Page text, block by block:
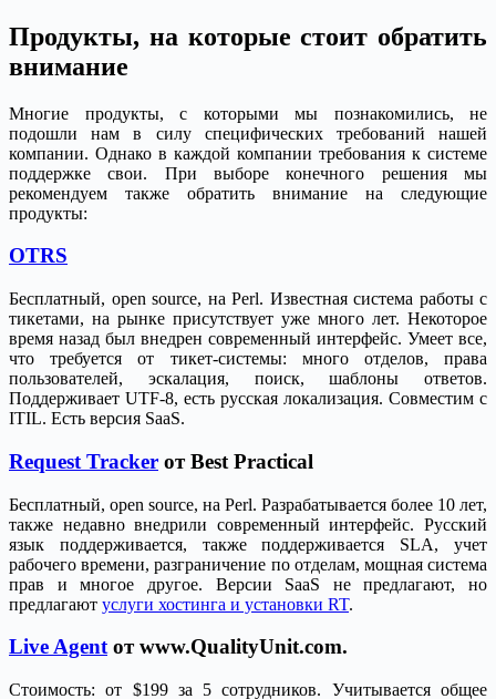
Продукты, на которые стоит обратить
внимание
Многие продукты, с которыми мы познакомились, не
подошли нам в силу специфических требований нашей
компании. Однако в каждой компании требования к системе
поддержке свои. При выборе конечного решения мы
рекомендуем также обратить внимание на следующие
продукты:
OTRS
Бесплатный, open source, на Perl. Известная система работы с
тикетами, на рынке присутствует уже много лет. Некоторое
время назад был внедрен современный интерфейс. Умеет все,
что требуется от тикет-системы: много отделов, права
пользователей, эскалация, поиск, шаблоны ответов.
Поддерживает UTF-8, есть русская локализация. Совместим с
ITIL. Есть версия SaaS.
Request Tracker от Best Practical
Бесплатный, open source, на Perl. Разрабатывается более 10 лет,
также недавно внедрили современный интерфейс. Русский
язык поддерживается, также поддерживается SLA, учет
рабочего времени, разграничение по отделам, мощная система
прав и многое другое. Версии SaaS не предлагают, но
предлагают услуги хостинга и установки RT.
Live Agentот www.QualityUnit.com.
Стоимость: от $199 за 5 сотрудников. Учитывается общее